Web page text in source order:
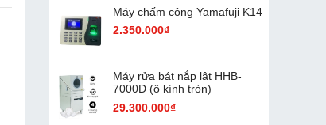
Máy chấm cô​ng Yamafuji K14
2.350.000₫
Máy rửa bát nắp lật HHB-
7000D (ô kính tròn)
29.300.000₫